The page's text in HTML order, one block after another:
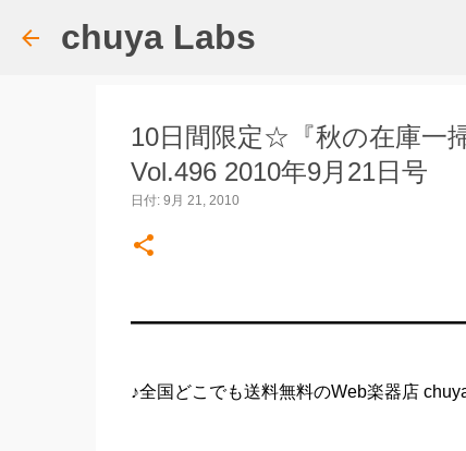
chuya Labs
10日間限定☆『秋の在庫一
Vol.496 2010年9月21日号
日付: 9月 21, 2010
♪全国どこでも送料無料のWeb楽器店